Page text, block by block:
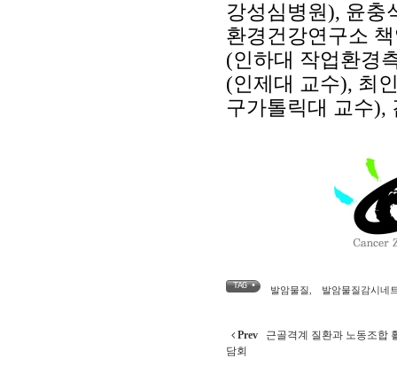
강성심병원), 윤충
환경건강연구소
(인하대 작업환경
(인제대 교수), 최
구가톨릭대 교수),
TAG • 발암물질 발암물질감시네
Prev
근골격계 질환과 노동조합
담회